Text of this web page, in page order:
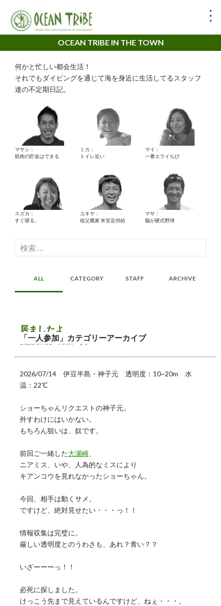
OCEAN TRIBE IN THE TOWN
何かと忙しい都会生活！
それでもダイビングを通じて海を身近に生活してるスタッフ
達の不定期日記。
マサシ：
筋肉の貯金はできる
ミカ：
トイレ近い
マイ：
一番エライちび
スズカ：
すぐ寝る。
ユキヤ：
祖父農家 米安定供給
マサ：
脳が硬式野球
検
索:
ALL CATEGORY STAFF ARCHIVE
「一人参加」カテゴリーアーカイブ
居ましたよ
2026/07/31 MIKA ツアー
2026/07/14 伊豆半島・神子元 透明度：10~20m 水
温：22℃
ショーちゃんリクエストの神子元。
外すわけにはいかない。
もちろん狙いは、奴です。
前回ご一緒した大瀬崎
ニアミス、いや、人為的なミスにより
キアンコウを見れなかったショーちゃん。
今回、相手は動くサメ。
ですけど、絶対見せたい・・・っ！！
情報収集は完璧に。
厳しい透明度とのうわさも、あれ？青い？？
いざーーーっ！！
必死に探しました。
けっこう先まで見えているんですけど、ねぇ・・・。